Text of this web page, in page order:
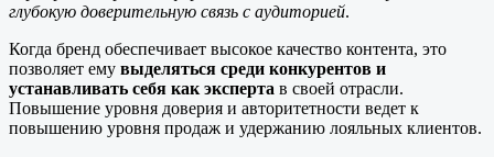
глубокую доверительную связь с аудиторией.
Когда бренд обеспечивает высокое качество контента, это
позволяет ему выделяться среди конкурентов и
устанавливать себя как эксперта в своей отрасли.
Повышение уровня доверия и авторитетности ведет к
повышению уровня продаж и удержанию лояльных клиентов.